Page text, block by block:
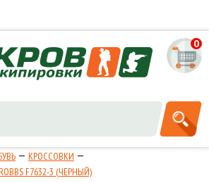
0
КРОССОВКИ
F7632-3 (ЧЕРНЫЙ)